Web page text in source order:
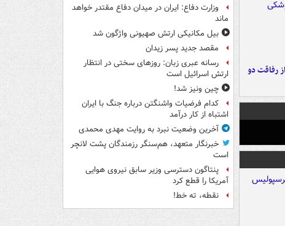
رفاقت دو
وزارت دفاع: ایران در میدان دفاع مقتدر خواهد
ماند
بیل مکانیکی ارتش صهیونی واژگون شد
مقصد جدید پسر زیدان
رسانه عبری زبان: روزهای سختی در انتظار
ارتش اسرائیل است
چین ونیز شد!
کدام فرضیات واشنگتن درباره جنگ با ایران
اشتباه از کار درآمد
آخرین وضعیت نبرد به روایت مهدی محمدی
خبرنگار متعهد، هم‌سنگر رزمندگان پشت لانچر
است
پنتاگون دسترسی وزیر سابق نیروی هوایی
آمریکا را قطع کرد
نقطه، ته خط!